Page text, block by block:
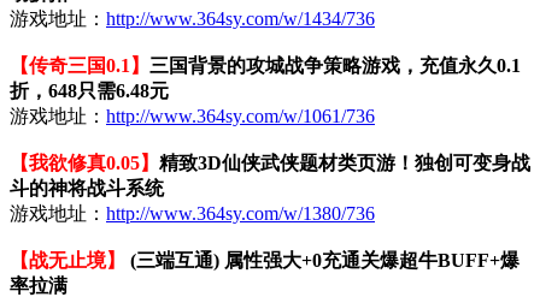
游戏地址： http://www.364sy.com/w/1434/736
【传奇三国0.1】 三国背景的攻城战争策略游戏，充值永久0.1
折，648只需6.48元
游戏地址： http://www.364sy.com/w/1061/736
【我欲修真0.05】 精致3D仙侠武侠题材类页游！独创可变身战
斗的神将战斗系统
游戏地址： http://www.364sy.com/w/1380/736
【战无止境】
(三端互通) 属性强大+0充通关爆超牛BUFF+爆
率拉满